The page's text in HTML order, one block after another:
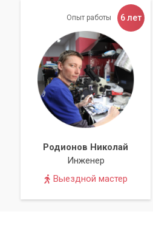
Опыт работы 6 лет
Родионов Николай
Инженер
Выездной мастер